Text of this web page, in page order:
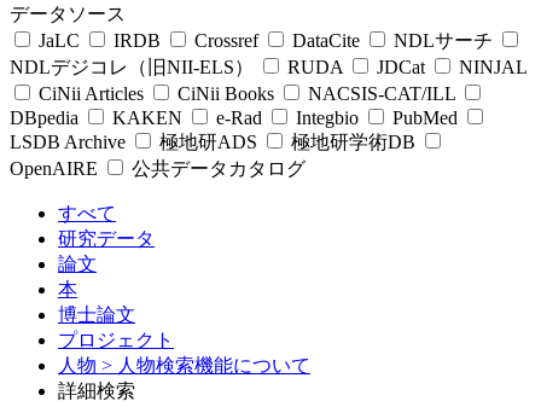
データソース
JaLC
IRDB Crossref DataCite
NDLサーチ
NDLデジコレ（旧NII-ELS）
RUDA JDCat
NINJAL
CiNii Articles
CiNii Books
NACSIS-CAT/ILL
DBpedia
KAKEN e-Rad Integbio
PubMed
LSDB Archive
極地研ADS
極地研学術DB
OpenAIRE
公共データカタログ
すべて
研究データ
論文
本
博士論文
プロジェクト
人物 > 人物検索機能について
詳細検索